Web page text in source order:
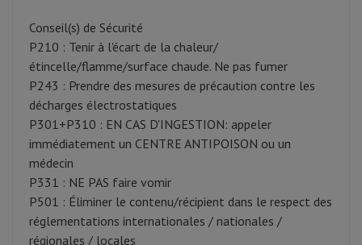
Conseil(s) de Sécurité
P210 : Tenir à l'écart de la chaleur/
étincelle/flamme/surface chaude. Ne pas fumer
P243 : Prendre des mesures de précaution contre les
décharges électrostatiques
P301+P310 : EN CAS D'INGESTION: appeler
immédiatement un CENTRE ANTIPOISON ou un
médecin
P331 : NE PAS faire vomir
P501 : Éliminer le contenu/récipient dans le respect des
réglementations internationales / nationales /
régionales / locales